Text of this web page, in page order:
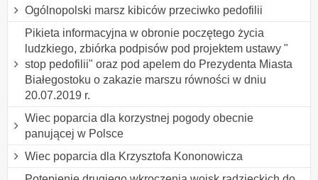
Ogólnopolski marsz kibiców przeciwko pedofilii
Pikieta informacyjna w obronie poczętego życia
ludzkiego, zbiórka podpisów pod projektem ustawy "
stop pedofilii" oraz pod apelem do Prezydenta Miasta
Białegostoku o zakazie marszu równości w dniu
20.07.2019 r.
Wiec poparcia dla korzystnej pogody obecnie
panującej w Polsce
Wiec poparcia dla Krzysztofa Kononowicza